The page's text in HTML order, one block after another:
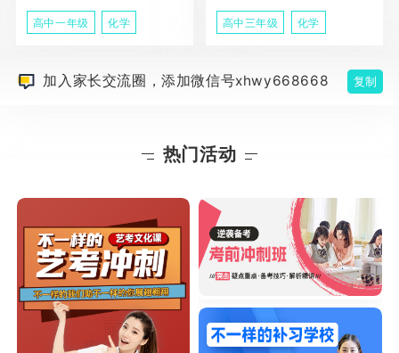
高中一年级 化学 高中三年级 化学
加入家长交流圈，添加微信号xhwy668668 复制
热门活动